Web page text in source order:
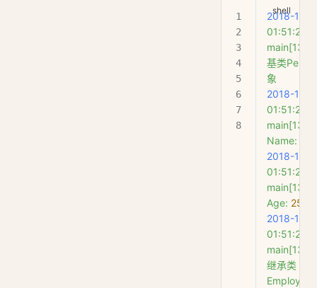
2018-11-
基类
象
2018-11-
Name:
2018-11-
Age: 25
2018-11-
继承类
Employee